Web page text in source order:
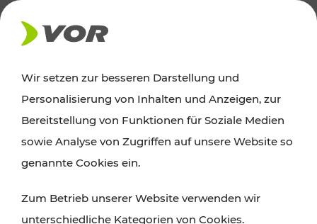
AKTUELLES
Ausflugstipps
Wien, Niederösterreich und das Burgenland
Wanderungen, Kultur und Gastronomie,
Radtouren oder purer Naturgenuss – viele
Wir setzen zur besseren Darstellung und
Personalisierung von Inhalten und Anzeigen, zur
Bereitstellung von Funktionen für Soziale Medien
sowie Analyse von Zugriffen auf unsere Website so
genannte Cookies ein.
Zum Betrieb unserer Website verwenden wir
unterschiedliche Kategorien von Cookies.